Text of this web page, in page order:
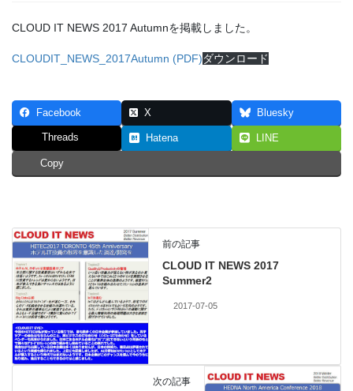
CLOUD IT NEWS 2017 Autumnを掲載しました。
CLOUDIT_NEWS_2017Autumn (PDF)ダウンロード
Facebook X Bluesky
Threads Hatena LINE
Copy
前の記事
CLOUD IT NEWS 2017
Summer2
2017-07-05
次の記事